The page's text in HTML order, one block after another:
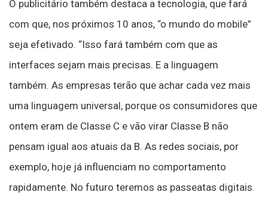
O publicitário também destaca a tecnologia, que fará
com que, nos próximos 10 anos, “o mundo do mobile”
seja efetivado. “Isso fará também com que as
interfaces sejam mais precisas. E a linguagem
também. As empresas terão que achar cada vez mais
uma linguagem universal, porque os consumidores que
ontem eram de Classe C e vão virar Classe B não
pensam igual aos atuais da B. As redes sociais, por
exemplo, hoje já influenciam no comportamento
rapidamente. No futuro teremos as passeatas digitais.